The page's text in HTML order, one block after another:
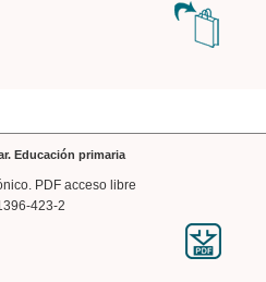
Educación primaria
PDF acceso libre
423-2